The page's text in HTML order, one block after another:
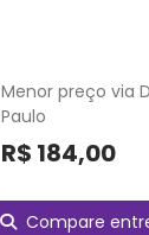
Menor preço via
Paulo
R$ 184,00
Compare